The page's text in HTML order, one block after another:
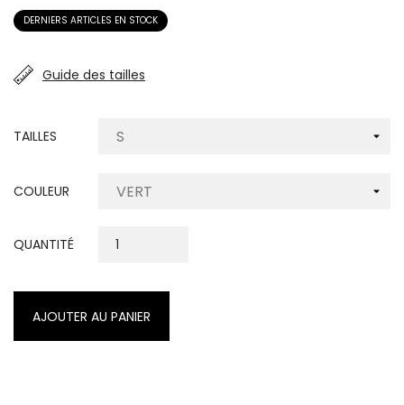
DERNIERS ARTICLES EN STOCK
Guide des tailles
TAILLES
COULEUR
QUANTITÉ
AJOUTER AU PANIER